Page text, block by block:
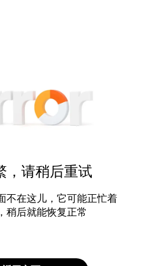
，请稍后重试
不在这儿，它可能正忙着
稍后就能恢复正常